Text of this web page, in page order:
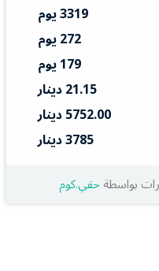
3319 يوم
272 يوم
179 يوم
21.15 دينار
5752.00 دينار
3785 دينار
بواسطةحقي.كوم